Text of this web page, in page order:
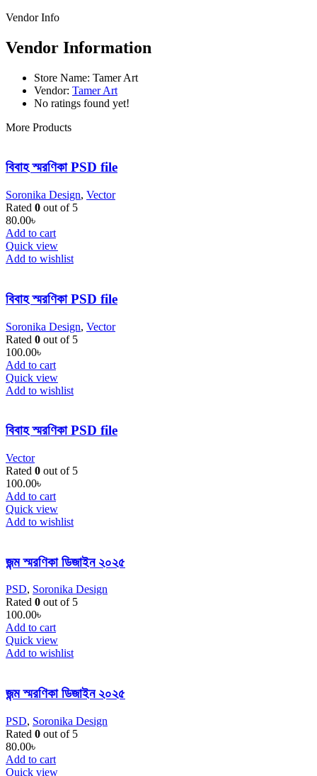
Vendor Info
Vendor Information
Store Name: Tamer Art
Vendor: Tamer Art
No ratings found yet!
More Products
বিবাহ স্মরণিকা PSD file
Soronika Design, Vector
Rated 0 out of 5
80.00৳
Add to cart
Quick view
Add to wishlist
বিবাহ স্মরণিকা PSD file
Soronika Design, Vector
Rated 0 out of 5
100.00৳
Add to cart
Quick view
Add to wishlist
বিবাহ স্মরণিকা PSD file
Vector
Rated 0 out of 5
100.00৳
Add to cart
Quick view
Add to wishlist
জন্ম স্মরণিকা ডিজাইন ২০২৫
PSD, Soronika Design
Rated 0 out of 5
100.00৳
Add to cart
Quick view
Add to wishlist
জন্ম স্মরণিকা ডিজাইন ২০২৫
PSD, Soronika Design
Rated 0 out of 5
80.00৳
Add to cart
Quick view